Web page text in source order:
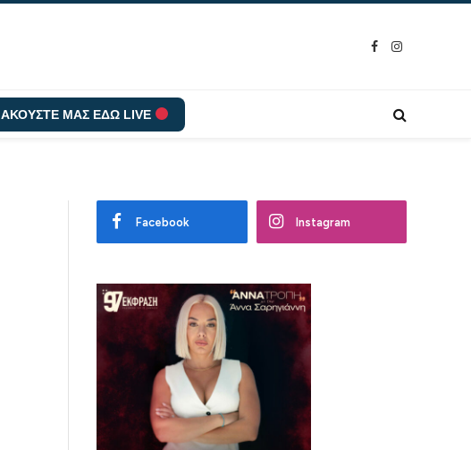
Facebook
Instagram
ΑΚΟΥΣΤΕ ΜΑΣ ΕΔΩ LIVE
Facebook Instagram